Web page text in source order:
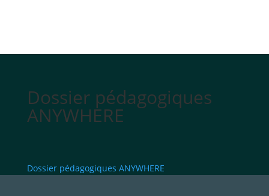
Dossier pédagogiques
ANYWHERE
Dossier pédagogiques ANYWHERE